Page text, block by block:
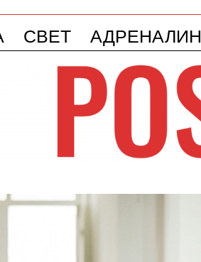
СВЕТ АДРЕНАЛИН